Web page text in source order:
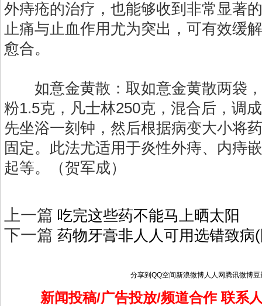
外痔疮的治疗，也能够收到非常显著
止痛与止血作用尤为突出，可有效缓
愈合。
如意金黄散：取如意金黄散两袋，
粉1.5克，凡士林250克，混合后，调
先坐浴一刻钟，然后根据病变大小将
固定。此法尤适用于炎性外痔、内痔
起等。（贺军成）
上一篇 吃完这些药不能马上晒太阳
下一篇 药物牙膏非人人可用选错致病
分享到 QQ空间新浪微博人人网 腾讯微博豆
新闻投稿/广告投放/频道合作 联系